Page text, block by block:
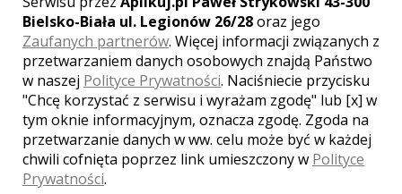
parasolki, statywy, karty pamięci SD oraz
Compact Flesh
Opinie o fotografie (0)
Bielsko-Biała ul. Legionów 26/28oraz jego
Zaufanych partnerów. Więcej informacji związanych z
przetwarzaniem danych osobowych znajdą Państwo
w naszej Polityce Prywatności. Naciśniecie przycisku
"Chcę korzystać z serwisu i wyrażam zgodę" lub [x] w
tym oknie informacyjnym, oznacza zgodę. Zgoda na
przetwarzanie danych w ww. celu może być w każdej
chwili cofnięta poprzez link umieszczony w Polityce
Prywatności.